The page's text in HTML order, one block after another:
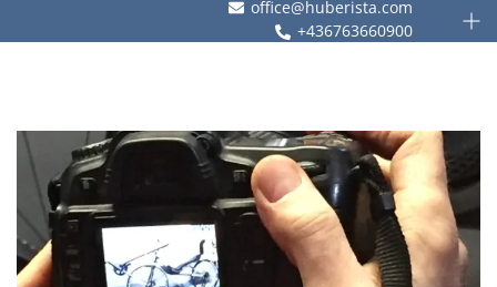
office@huberista.com
+436763660900
menu